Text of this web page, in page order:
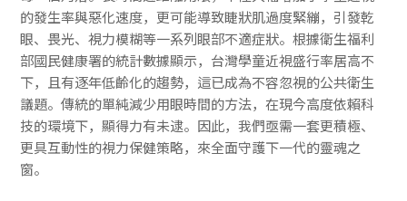
的發生率與惡化速度，更可能導致睫狀肌過度緊繃，引發乾
眼、畏光、視力模糊等一系列眼部不適症狀。根據衛生福利
部國民健康署的統計數據顯示，台灣學童近視盛行率居高不
下，且有逐年低齡化的趨勢，這已成為不容忽視的公共衛生
議題。傳統的單純減少用眼時間的方法，在現今高度依賴科
技的環境下，顯得力有未逮。因此，我們亟需一套更積極、
更具互動性的視力保健策略，來全面守護下一代的靈魂之
窗。